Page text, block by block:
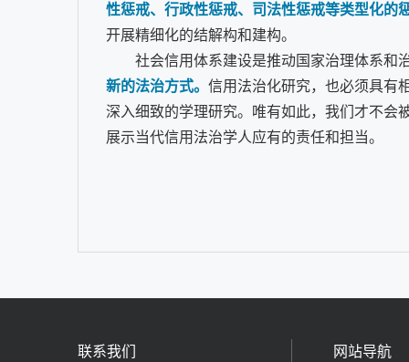
性惩戒、行政性惩戒、司法性惩戒等类型化的
开展精细化的结解构和建构。
社会信用体系建设是推动国家治理体系和
新的法治方式。 信用法治化研究，也必须具有
深入细致的学理研究。唯有如此，我们才不会
展示当代信用法治学人应有的责任和担当。
联系我们 网站导航